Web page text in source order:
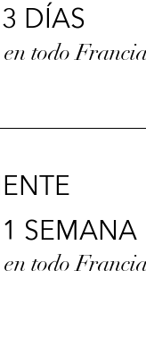
DÍAS
en todo
SEMANA
en todo